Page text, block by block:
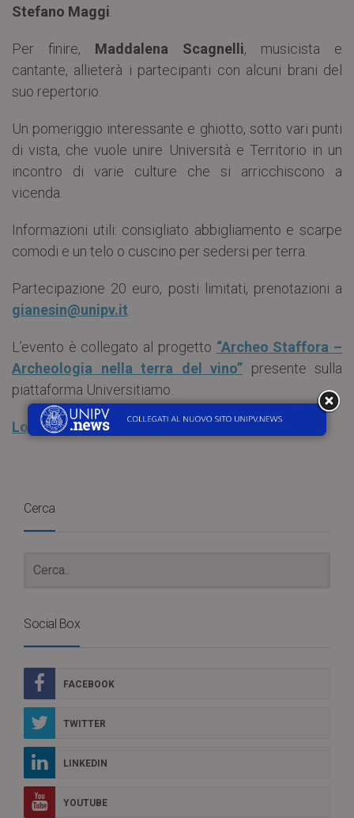
Stefano Maggi
Per finire, Maddalena Scagnelli, musicista e
cantante, allieterà i partecipanti con alcuni brani del
suo repertorio.
Un pomeriggio interessante e ghiotto, sotto vari punti
di vista, che vuole unire Università e Territorio in un
incontro di varie culture che si arricchiscono a
vicenda.
Informazioni utili: consigliato abbigliamento e scarpe
comodi e un telo o cuscino per sedersi per terra.
Partecipazione 20 euro, posti limitati, prenotazioni a
gianesin@unipv.it
L’evento è collegato al progetto “Archeo Staffora –
Archeologia nella terra del vino” presente sulla
piattaforma Universitiamo.
Locandina Pomeriggio in Oltrepò
Cerca
Social Box
FACEBOOK
TWITTER
LINKEDIN
YOUTUBE